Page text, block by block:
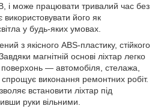
і може працювати тривалий час без
його як
у будь-яких умовах.
з якісного ABS-пластику, стійкого
магнітній основі ліхтар легко
— автомобіля, стелажа,
виконання ремонтних робіт.
встановити ліхтар під
руки вільними.